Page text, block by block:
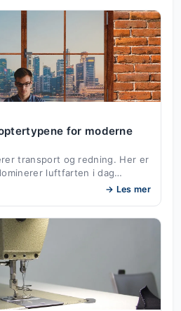
for moderne
transport og redning. Her er
luftfarten i dag…
→ Les mer